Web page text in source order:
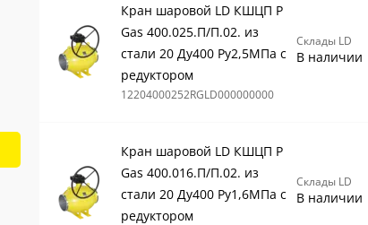
Кран шаровой LD КШЦП Р
Gas 400.025.П/П.02. из
стали 20 Ду400 Ру2,5МПа с
редуктором
12204000252RGLD000000000
Склады LD
В наличии
Кран шаровой LD КШЦП Р
Gas 400.016.П/П.02. из
стали 20 Ду400 Ру1,6МПа с
редуктором
Склады LD
В наличии